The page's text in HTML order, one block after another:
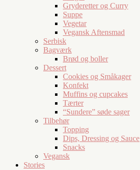
Gryderetter og Curry
Suppe
Vegetar
Vegansk Aftensmad
Serbisk
Bagværk
Brød og boller
Dessert
Cookies og Småkager
Konfekt
Muffins og cupcakes
Tærter
“Sundere” søde sager
Tilbehør
Topping
Dips, Dressing og Sauce
Snacks
Vegansk
Stories